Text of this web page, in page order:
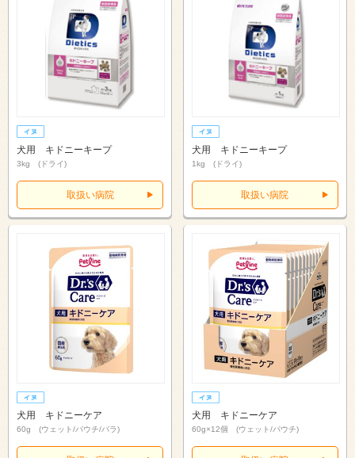
犬用 キドニーキープ
3kg (ドライ)
取扱い病院
犬用 キドニーキープ
1kg (ドライ)
取扱い病院
犬用 キドニーケア
60g (ウェット/パウチ/バラ)
犬用 キドニーケア
60g×12個 (ウェット/パウチ)